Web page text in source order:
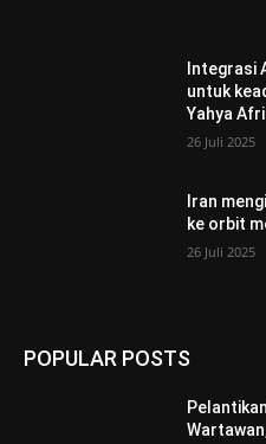
Integrasi
untuk
Yahya
26 Juli 2025
Iran
ke orbit
26 Juli 2025
POPULAR POSTS